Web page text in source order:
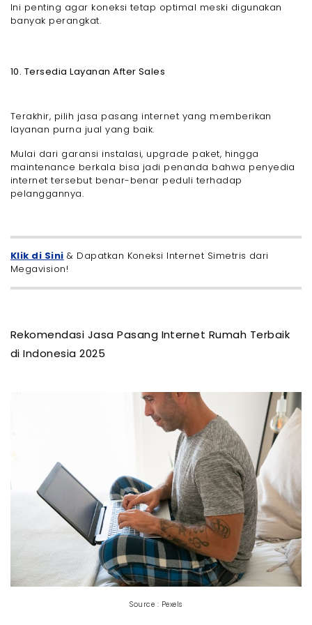
Ini penting agar koneksi tetap optimal meski digunakan
banyak perangkat.
10. Tersedia Layanan After Sales
Terakhir, pilih jasa pasang internet yang memberikan
layanan purna jual yang baik.
Mulai dari garansi instalasi, upgrade paket, hingga
maintenance berkala bisa jadi penanda bahwa penyedia
internet tersebut benar-benar peduli terhadap
pelanggannya.
Klik di Sini & Dapatkan Koneksi Internet Simetris dari
Megavision!
Rekomendasi Jasa Pasang Internet Rumah Terbaik
di Indonesia 2025
Source : Pexels